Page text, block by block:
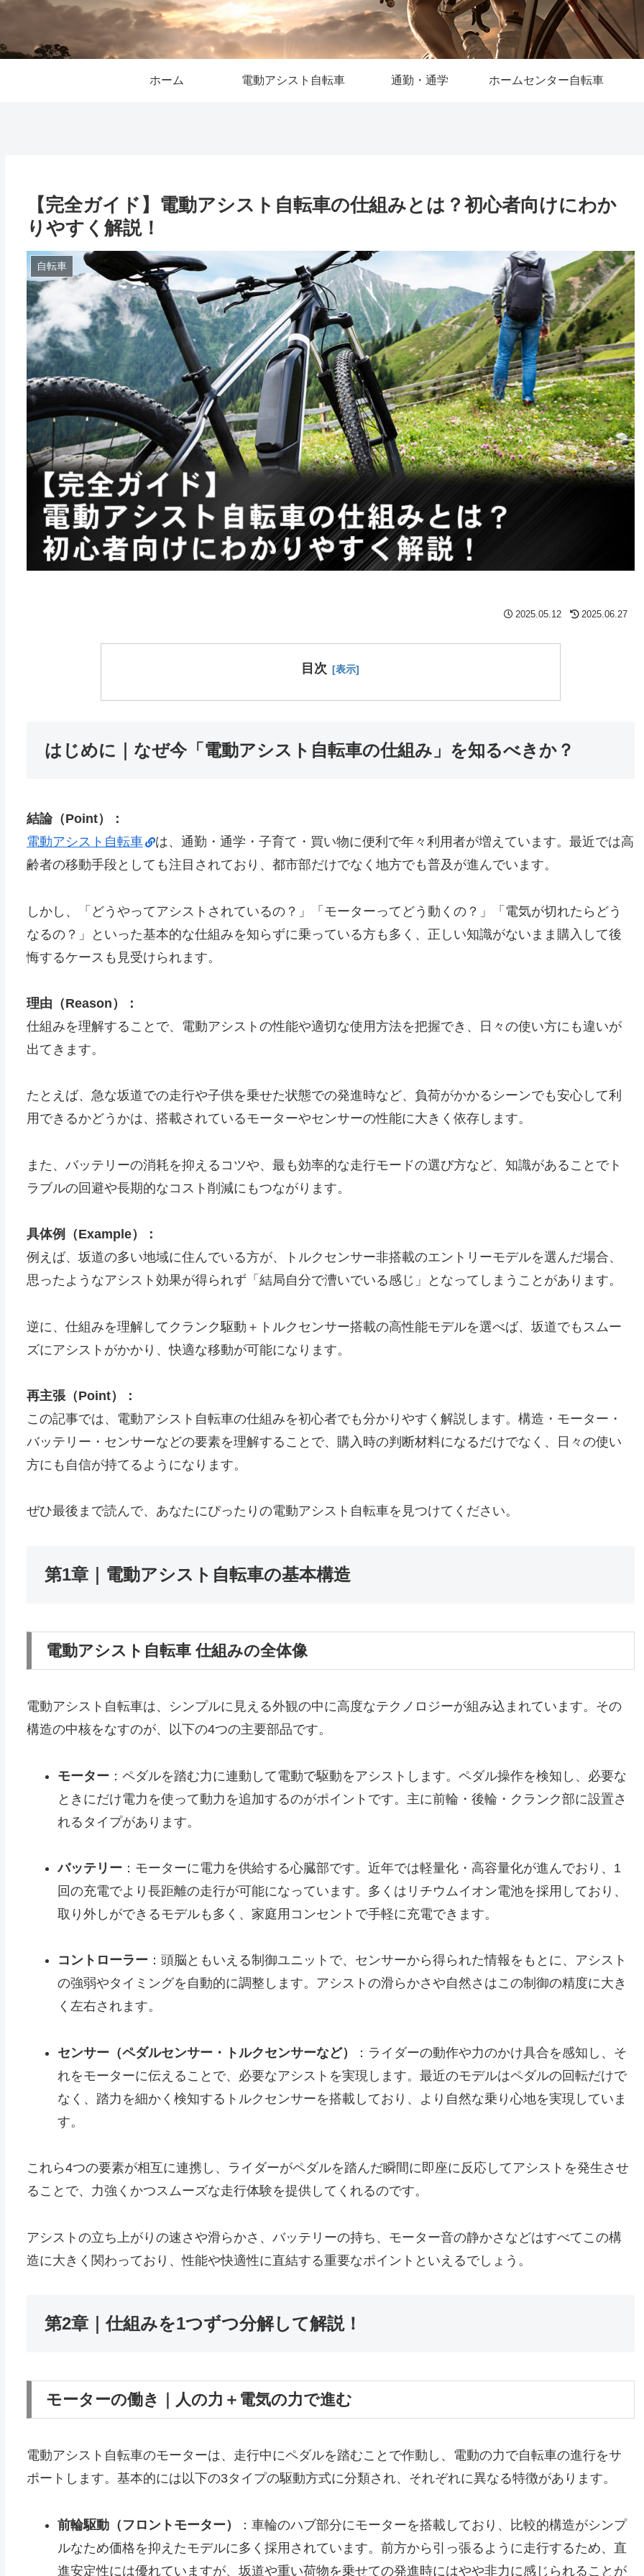
ホーム 電動アシスト自転車 通勤・通学 ホームセンター自転車
【完全ガイド】電動アシスト自転車の仕組みとは？初心者向けにわか
りやすく解説！
自転車
2025.05.12 2025.06.27
目次
はじめに｜なぜ今「電動アシスト自転車の仕組み」を知るべきか？
結論（Point）：
電動アシスト自転車
は、通勤・通学・子育て・買い物に便利で年々利用者が増えています。最近では高
齢者の移動手段としても注目されており、都市部だけでなく地方でも普及が進んでいます。
しかし、「どうやってアシストされているの？」「モーターってどう動くの？」「電気が切れたらどう
なるの？」といった基本的な仕組みを知らずに乗っている方も多く、正しい知識がないまま購入して後
悔するケースも見受けられます。
理由（Reason）：
仕組みを理解することで、電動アシストの性能や適切な使用方法を把握でき、日々の使い方にも違いが
出てきます。
たとえば、急な坂道での走行や子供を乗せた状態での発進時など、負荷がかかるシーンでも安心して利
用できるかどうかは、搭載されているモーターやセンサーの性能に大きく依存します。
また、バッテリーの消耗を抑えるコツや、最も効率的な走行モードの選び方など、知識があることでト
ラブルの回避や長期的なコスト削減にもつながります。
具体例（Example）：
例えば、坂道の多い地域に住んでいる方が、トルクセンサー非搭載のエントリーモデルを選んだ場合、
思ったようなアシスト効果が得られず「結局自分で漕いでいる感じ」となってしまうことがあります。
逆に、仕組みを理解してクランク駆動＋トルクセンサー搭載の高性能モデルを選べば、坂道でもスムー
ズにアシストがかかり、快適な移動が可能になります。
再主張（Point）：
この記事では、電動アシスト自転車の仕組みを初心者でも分かりやすく解説します。構造・モーター・
バッテリー・センサーなどの要素を理解することで、購入時の判断材料になるだけでなく、日々の使い
方にも自信が持てるようになります。
ぜひ最後まで読んで、あなたにぴったりの電動アシスト自転車を見つけてください。
第1章｜電動アシスト自転車の基本構造
電動アシスト自転車 仕組みの全体像
電動アシスト自転車は、シンプルに見える外観の中に高度なテクノロジーが組み込まれています。その
構造の中核をなすのが、以下の4つの主要部品です。
モーター ：ペダルを踏む力に連動して電動で駆動をアシストします。ペダル操作を検知し、必要な
ときにだけ電力を使って動力を追加するのがポイントです。主に前輪・後輪・クランク部に設置さ
れるタイプがあります。
バッテリー ：モーターに電力を供給する心臓部です。近年では軽量化・高容量化が進んでおり、1
回の充電でより長距離の走行が可能になっています。多くはリチウムイオン電池を採用しており、
取り外しができるモデルも多く、家庭用コンセントで手軽に充電できます。
コントローラー ：頭脳ともいえる制御ユニットで、センサーから得られた情報をもとに、アシスト
の強弱やタイミングを自動的に調整します。アシストの滑らかさや自然さはこの制御の精度に大き
く左右されます。
センサー（ペダルセンサー・トルクセンサーなど）
：ライダーの動作や力のかけ具合を感知し、そ
れをモーターに伝えることで、必要なアシストを実現します。最近のモデルはペダルの回転だけで
なく、踏力を細かく検知するトルクセンサーを搭載しており、より自然な乗り心地を実現していま
す。
これら4つの要素が相互に連携し、ライダーがペダルを踏んだ瞬間に即座に反応してアシストを発生させ
ることで、力強くかつスムーズな走行体験を提供してくれるのです。
アシストの立ち上がりの速さや滑らかさ、バッテリーの持ち、モーター音の静かさなどはすべてこの構
造に大きく関わっており、性能や快適性に直結する重要なポイントといえるでしょう。
第2章｜仕組みを1つずつ分解して解説！
モーターの働き｜人の力＋電気の力で進む
電動アシスト自転車のモーターは、走行中にペダルを踏むことで作動し、電動の力で自転車の進行をサ
ポートします。基本的には以下の3タイプの駆動方式に分類され、それぞれに異なる特徴があります。
前輪駆動（フロントモーター）
：車輪のハブ部分にモーターを搭載しており、比較的構造がシンプ
ルなため価格を抑えたモデルに多く採用されています。前方から引っ張るように走行するため、直
進安定性には優れていますが、坂道や重い荷物を乗せての発進時にはやや非力に感じられることが